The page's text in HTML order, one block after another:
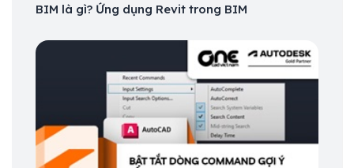
BIM là gì? Ứng dụng Revit trong BIM